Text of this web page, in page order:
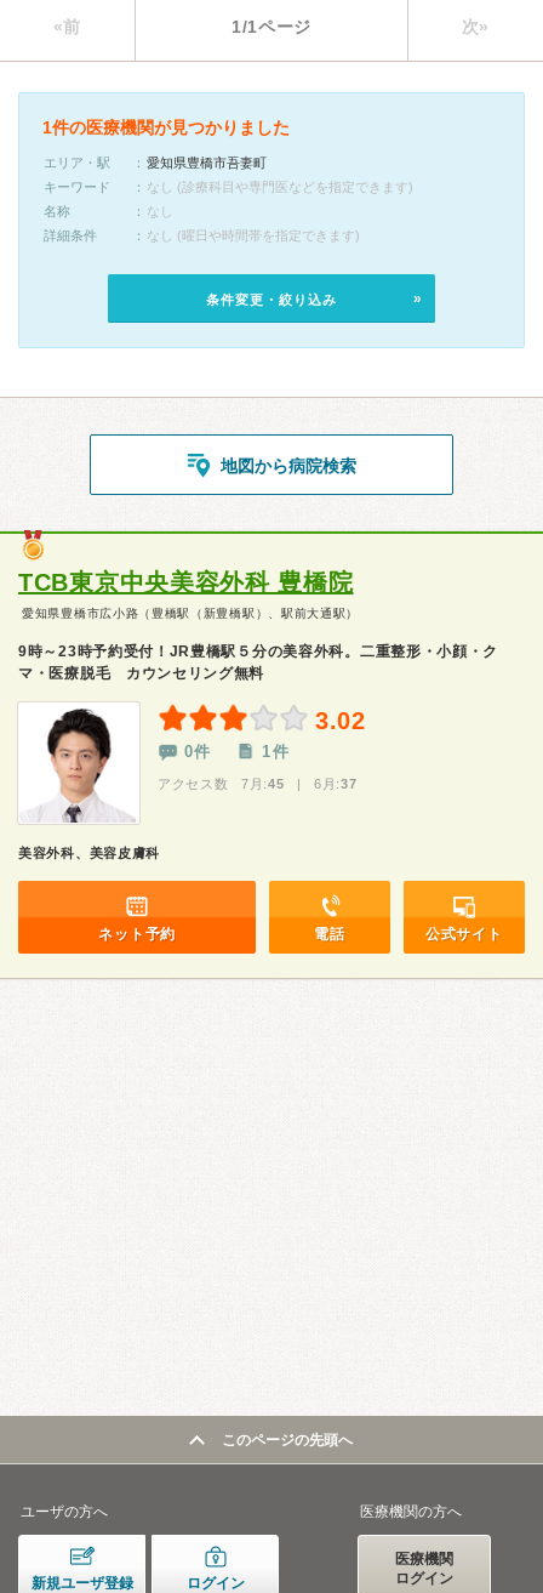
«前 1/1ページ 次»
1件の医療機関が見つかりました
エリア・駅
愛知県豊橋市吾妻町
キーワード
なし (診療科目や専門医などを指定できます)
名称
なし
詳細条件
なし (曜日や時間帯を指定できます)
条件変更・絞り込み
地図から病院検索
TCB東京中央美容外科 豊橋院
愛知県豊橋市広小路（豊橋駅（新豊橋駅）、駅前大通駅）
9時～23時予約受付！JR豊橋駅５分の美容外科。二重整形・小顔・ク
マ・医療脱毛 カウンセリング無料
3.02
0件 1件
アクセス数 7月:45 | 6月:37
美容外科、美容皮膚科
ネット予約 電話 公式サイト
このページの先頭へ
ユーザの方へ
新規ユーザ登録 ログイン
医療機関の方へ
医療機関
ログイン